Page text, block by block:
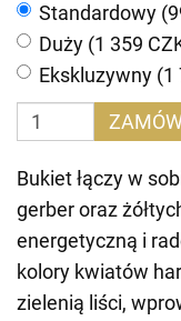
Standardowy
Duży (1 359
Ekskluzywny (1
Bukiet łączy w
gerber oraz
energetyczną i
kolory kwiatów
zielenią liści,